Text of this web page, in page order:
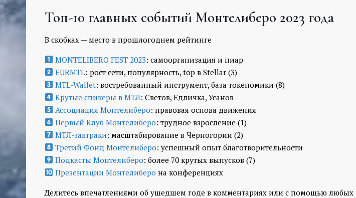
Топ-10 главных событий Монтелиберо 2023 года
В скобках — место в прошлогоднем рейтинге
MONTELIBERO FEST 2023: самоорганизация и пиар
EURMTL: рост сети, популярность, top в Stellar (3)
MTL-Wallet: востребованный инструмент, база токеномики (8)
Крутые спикеры в МТЛ: Светов, Едличка, Усанов
Ассоциация Монтелиберо: правовая основа движения
Первый Клуб Монтелиберо: трудное взросление (1)
МТЛ-завтраки: масштабирование в Черногории (2)
Третий Фонд Монтелиберо: успешный опыт благотворительности
Подкасты Монтелиберо: более 70 крутых выпусков (7)
Презентации Монтелиберо на конференциях
Делитесь впечатлениями об ушедшем годе в комментариях или с помощью